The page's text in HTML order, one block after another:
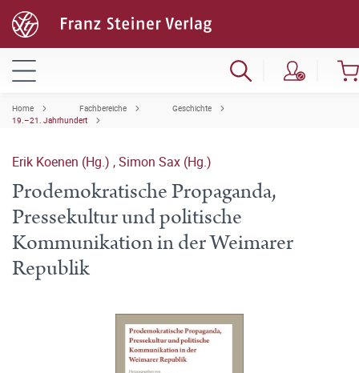
Home Fachbereiche
Geschichte
19.–21. Jahrhundert
Erik Koenen (Hg.) ,Simon Sax (Hg.)
Prodemokratische Propaganda,
Pressekultur und politische
Kommunikation in der Weimarer
Republik